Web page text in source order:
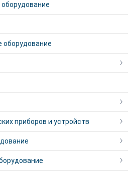
оборудование
приборов и устройств